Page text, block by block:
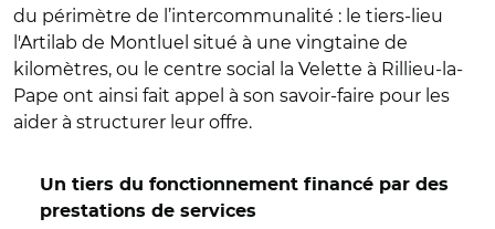
du périmètre de l’intercommunalité : le tiers-lieu
l'Artilab de Montluel situé à une vingtaine de
kilomètres, ou le centre social la Velette à Rillieu-la-
Pape ont ainsi fait appel à son savoir-faire pour les
aider à structurer leur offre.
Un tiers du fonctionnement financé par des
prestations de services